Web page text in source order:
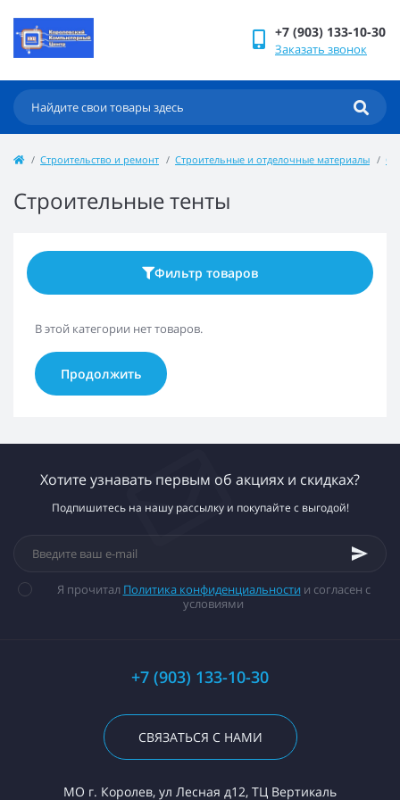
+7 (903) 133-10-30
Заказать звонок
Строительство и ремонт Строительные и отделочные материалы
Строительные тенты
Фильтр товаров
В этой категории нет товаров.
Продолжить
Хотите узнавать первым об акциях и скидках?
Подпишитесь на нашу рассылку и покупайте с выгодой!
Я прочитал Политика конфиденциальности и согласен с
условиями
+7 (903) 133-10-30
СВЯЗАТЬСЯ С НАМИ
МО г. Королев, ул Лесная д12, ТЦ Вертикаль